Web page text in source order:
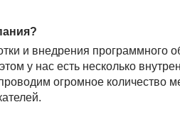
и внедрения программного
у нас есть несколько
огромное количество